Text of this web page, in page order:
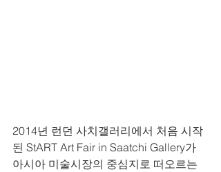
2014년 런던 사치갤러리에서 처음 시작
된 StART Art Fair in Saatchi Gallery가
아시아 미술시장의 중심지로 떠오르는